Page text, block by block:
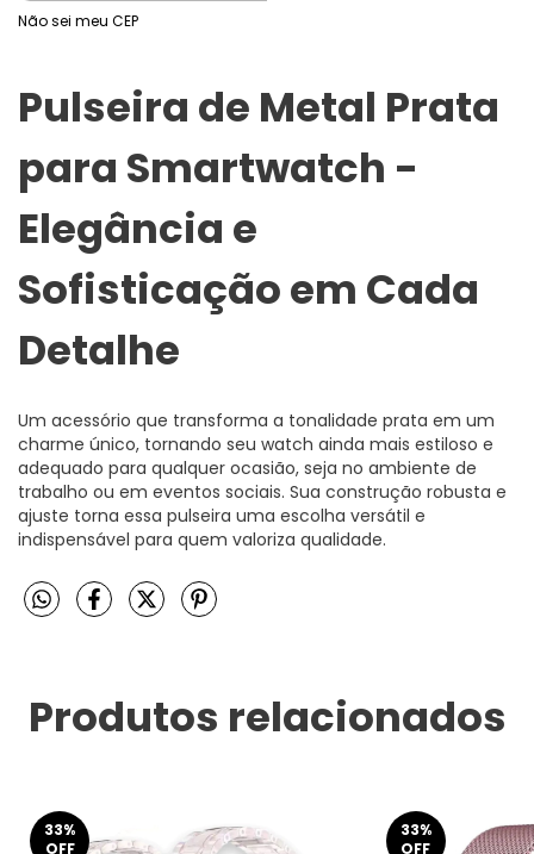
Não sei meu CEP
Pulseira de Metal Prata
para Smartwatch -
Elegância e
Sofisticação em Cada
Detalhe
Um acessório que transforma a tonalidade prata em um
charme único, tornando seu watch ainda mais estiloso e
adequado para qualquer ocasião, seja no ambiente de
trabalho ou em eventos sociais. Sua construção robusta e
ajuste torna essa pulseira uma escolha versátil e
indispensável para quem valoriza qualidade.
Produtos relacionados
33%
OFF
33%
OFF